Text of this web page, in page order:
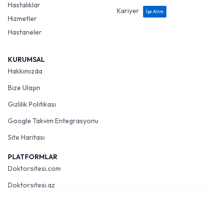
Hastalıklar
Hizmetler
Hastaneler
Kariyer
İşe Alım
KURUMSAL
Hakkımızda
Bize Ulaşın
Gizlilik Politikası
Google Takvim Entegrasyonu
Site Haritası
PLATFORMLAR
Doktorsitesi.com
Doktorsitesi.az